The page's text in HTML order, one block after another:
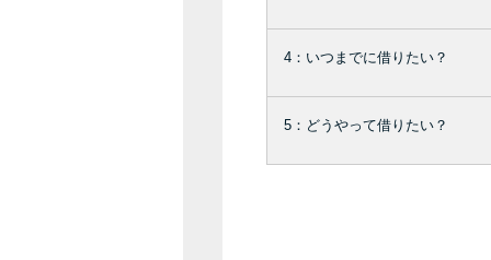
4：いつまでに借りたい？
5：どうやって借りたい？